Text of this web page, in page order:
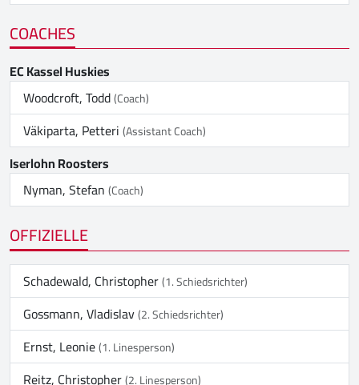
COACHES
EC Kassel Huskies
Woodcroft, Todd(Coach)
Väkiparta, Petteri(Assistant Coach)
Iserlohn Roosters
Nyman, Stefan(Coach)
OFFIZIELLE
Schadewald, Christopher(1. Schiedsrichter)
Gossmann, Vladislav(2. Schiedsrichter)
Ernst, Leonie(1. Linesperson)
Reitz, Christopher(2. Linesperson)